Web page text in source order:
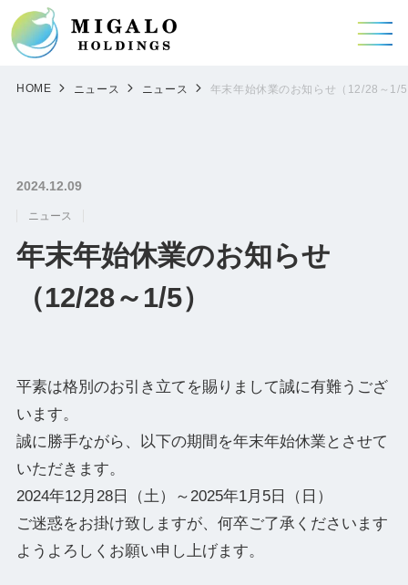
HOME ニュース ニュース 年末年始休業のお知らせ（12/28～1/
2024.12.09
ニュース
年末年始休業のお知らせ
（12/28～1/5）
平素は格別のお引き立てを賜りまして誠に有難うござ
います。
誠に勝手ながら、以下の期間を年末年始休業とさせて
いただきます。
2024年12月28日（土）～2025年1月5日（日）
ご迷惑をお掛け致しますが、何卒ご了承くださいます
ようよろしくお願い申し上げます。